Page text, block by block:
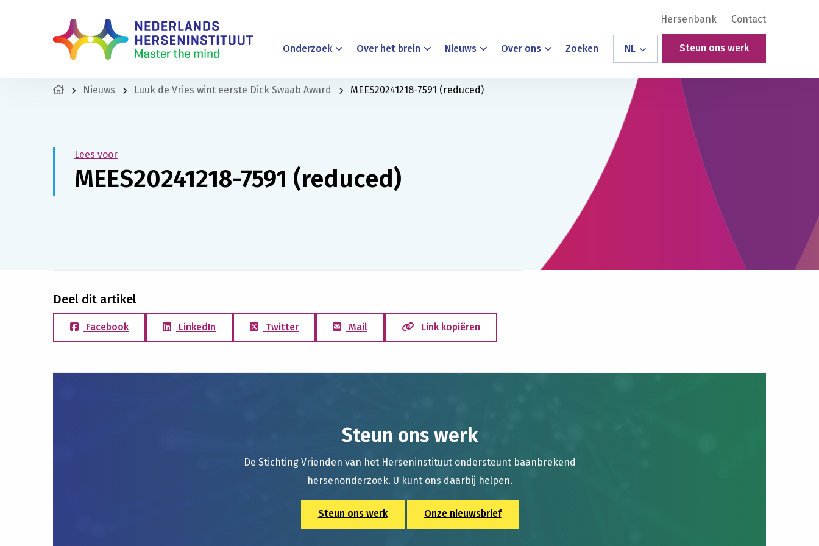
Hersenbank Contact
Onderzoek Over het brein Nieuws Over ons Zoeken NL Steun ons werk
Nieuws Luuk de Vries wint eerste Dick Swaab Award MEES20241218-7591 (reduced)
Lees voor
MEES20241218-7591 (reduced)
Deel dit artikel
Facebook LinkedIn Twitter Mail Link kopiëren
Steun ons werk
De Stichting Vrienden van het Herseninstituut ondersteunt baanbrekend
hersenonderzoek. U kunt ons daarbij helpen.
Steun ons werk Onze nieuwsbrief